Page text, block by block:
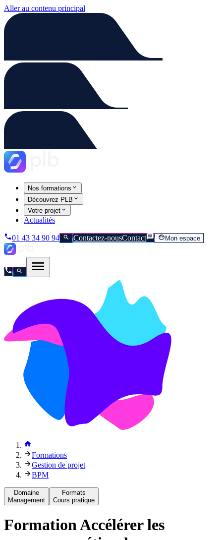
Aller au contenu principal
Nos formations
Découvrez PLB
Votre projet
Actualités
01 43 34 90 94 Contactez-nousContact Mon espace
Formations
Gestion de projet
BPM
Domaine
Management
Formats
Cours pratique
FormationAccélérer les